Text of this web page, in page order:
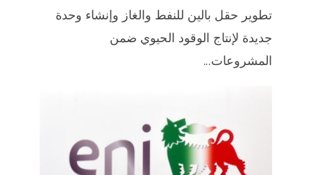
تطوير حقل بالين للنفط والغاز وإنشاء وحدة
جديدة لإنتاج الوقود الحيوي ضمن
المشروعات...